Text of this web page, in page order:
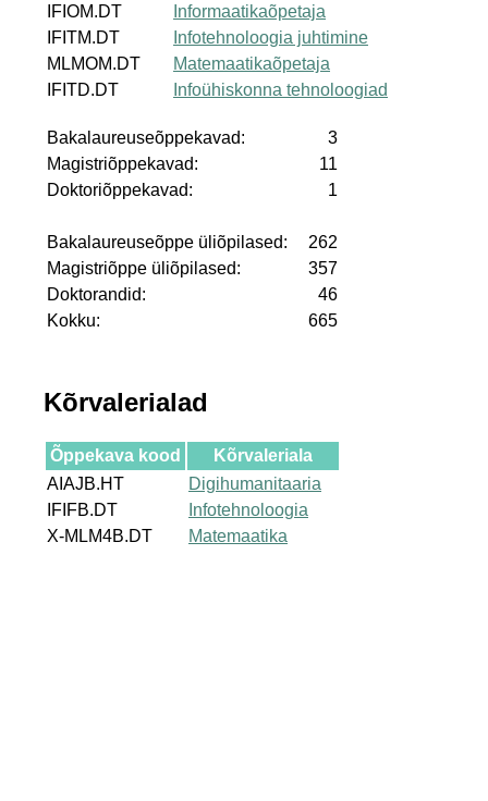
IFIOM.DT
Informaatikaõpetaja
IFITM.DT
Infotehnoloogia juhtimine
MLMOM.DT
Matemaatikaõpetaja
IFITD.DT
Infoühiskonna tehnoloogiad
Bakalaureuseõppekavad:
3
Magistriõppekavad:
11
Doktoriõppekavad:
1
Bakalaureuseõppe üliõpilased:
262
Magistriõppe üliõpilased:
357
Doktorandid:
46
Kokku:
665
Kõrvalerialad
Õppekava kood
Kõrvaleriala
AIAJB.HT
Digihumanitaaria
IFIFB.DT
Infotehnoloogia
X-MLM4B.DT
Matemaatika